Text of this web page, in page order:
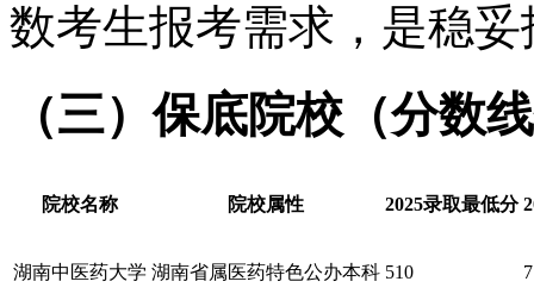
数考生报考需求，是稳
（三）保底院校（分数
院校名称 院校属性 2025录取最低分
湖南中医药大学 湖南省属医药特色公办本科 510